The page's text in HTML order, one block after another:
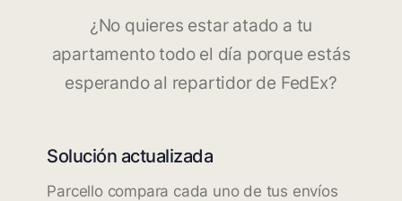
¿No quieres estar atado a tu
apartamento todo el día porque estás
esperando al repartidor de FedEx?
Solución actualizada
Parcello compara cada uno de tus envíos